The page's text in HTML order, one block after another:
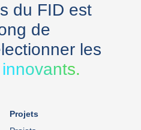
du FID est
de
les
innovants.
Projets